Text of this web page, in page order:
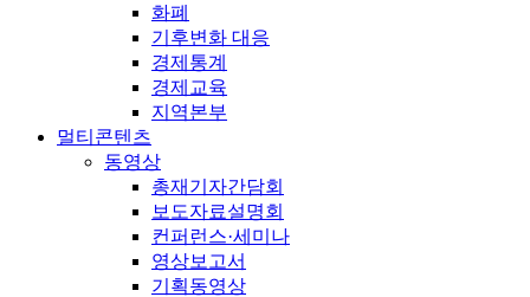
화폐
기후변화 대응
경제통계
경제교육
지역본부
멀티콘텐츠
동영상
총재기자간담회
보도자료설명회
컨퍼런스·세미나
영상보고서
기획동영상